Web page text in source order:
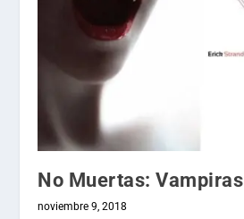
No Muertas: Vampiras
noviembre 9, 2018